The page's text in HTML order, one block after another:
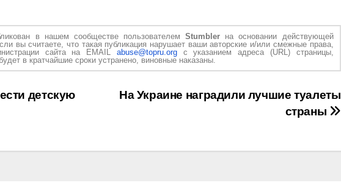
в нашем сообществе пользователемStumbler на основании действующей
вы считаете, что такая публикация нарушает ваши авторские и/или смежные права,
сайта на EMAIL abuse@topru.orgс указанием адреса (URL) страницы,
в кратчайшие сроки устранено, виновные наказаны.
На Украине наградили лучшие туалеты
страны
детскую